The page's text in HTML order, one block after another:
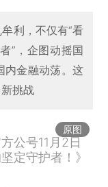
利，不仅有“看
”，企图动摇国
内金融动荡。这
挑战
原图
公号11月2日
定守护者！》